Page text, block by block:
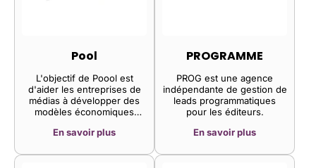
automatique, en tenant
compte des émotions et du
ton de la voix de l'auteur.
Pool
L'objectif de Poool est
d'aider les entreprises de
médias à développer des
modèles économiques
y parvenons grâce à des
conçus pour optimiser les
En savoir plus
PROGRAMME
PROG est une agence
indépendante de gestion de
leads programmatiques
pour les éditeurs.
En savoir plus